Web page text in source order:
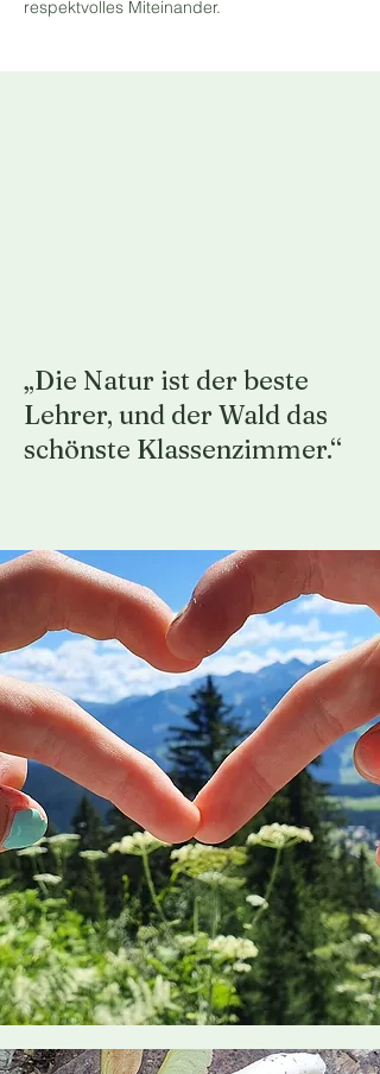
respektvolles Miteinander.
„Die Natur ist der beste
Lehrer, und der Wald das
schönste Klassenzimmer.“